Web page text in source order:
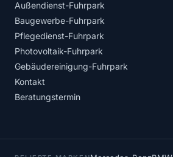
Außendienst-Fuhrpark
Baugewerbe-Fuhrpark
Pflegedienst-Fuhrpark
Photovoltaik-Fuhrpark
Gebäudereinigung-Fuhrpark
Kontakt
Beratungstermin